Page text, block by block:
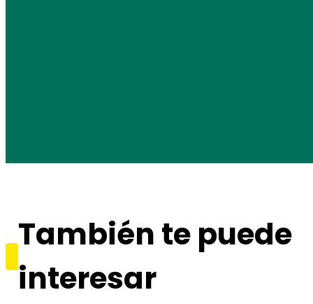
También te puede
interesar